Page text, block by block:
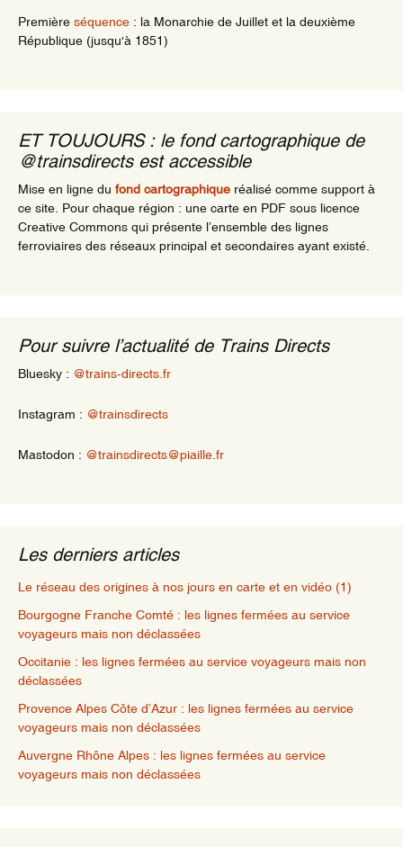
Première séquence : la Monarchie de Juillet et la deuxième
République (jusqu'à 1851)
ET TOUJOURS : le fond cartographique de
@trainsdirects est accessible
Mise en ligne du fond cartographique réalisé comme support à
ce site. Pour chaque région : une carte en PDF sous licence
Creative Commons qui présente l’ensemble des lignes
ferroviaires des réseaux principal et secondaires ayant existé.
Pour suivre l’actualité de Trains Directs
Bluesky : @trains-directs.fr
Instagram : @trainsdirects
Mastodon : @trainsdirects@piaille.fr
Les derniers articles
Le réseau des origines à nos jours en carte et en vidéo (1)
Bourgogne Franche Comté : les lignes fermées au service
voyageurs mais non déclassées
Occitanie : les lignes fermées au service voyageurs mais non
déclassées
Provence Alpes Côte d’Azur : les lignes fermées au service
voyageurs mais non déclassées
Auvergne Rhône Alpes : les lignes fermées au service
voyageurs mais non déclassées